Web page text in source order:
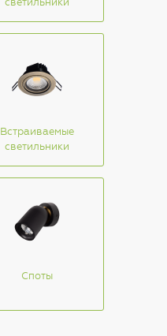
Встраиваемые
светильники
Споты